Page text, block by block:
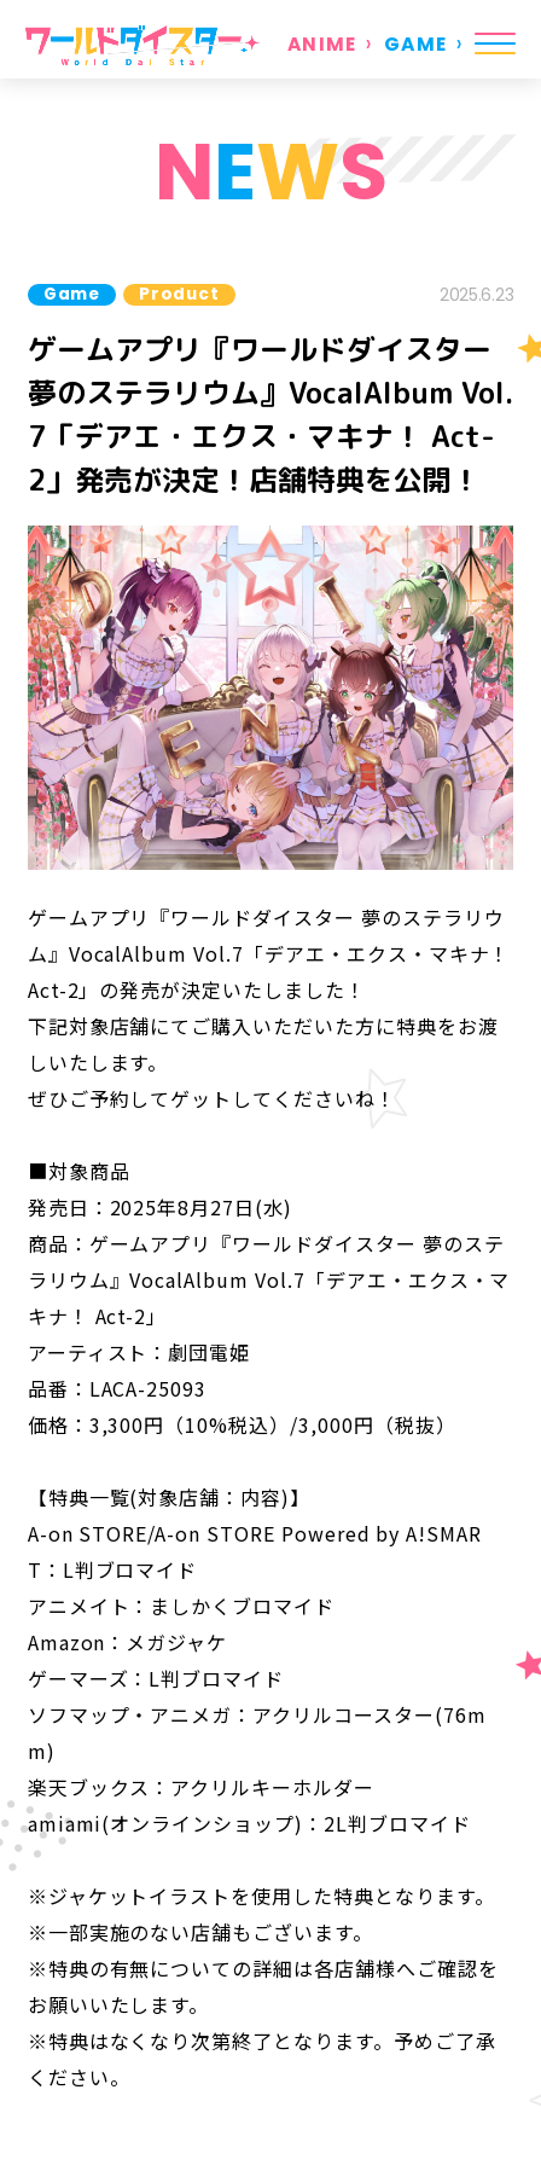
ANIME GAME
ANIME
NEWS STORY
CHARACTER
STAFF/CAST
ONAIR MOVIE SPECIAL
GAME
SYSTEM
MUSIC CONTENT
NEWS
Game Product 2025.6.23
ゲームアプリ『ワールドダイスター
夢のステラリウム』VocalAlbum Vol.
7「デアエ・エクス・マキナ！ Act-
2」発売が決定！店舗特典を公開！
ゲームアプリ『ワールドダイスター 夢のステラリウ
ム』VocalAlbum Vol.7「デアエ・エクス・マキナ！
Act-2」の発売が決定いたしました！
下記対象店舗にてご購入いただいた方に特典をお渡
しいたします。
ぜひご予約してゲットしてくださいね！
■対象商品
発売日：2025年8月27日(水)
商品：ゲームアプリ『ワールドダイスター 夢のステ
ラリウム』VocalAlbum Vol.7「デアエ・エクス・マ
キナ！ Act-2」
アーティスト：劇団電姫
品番：LACA-25093
価格：3,300円（10%税込）/3,000円（税抜）
【特典一覧(対象店舗：内容)】
A-on STORE/A-on STORE Powered by A!SMAR
T：L判ブロマイド
アニメイト：ましかくブロマイド
Amazon：メガジャケ
ゲーマーズ：L判ブロマイド
ソフマップ・アニメガ：アクリルコースター(76m
m)
楽天ブックス：アクリルキーホルダー
amiami(オンラインショップ)：2L判ブロマイド
※ジャケットイラストを使用した特典となります。
※一部実施のない店舗もございます。
※特典の有無についての詳細は各店舗様へご確認を
お願いいたします。
※特典はなくなり次第終了となります。予めご了承
ください。